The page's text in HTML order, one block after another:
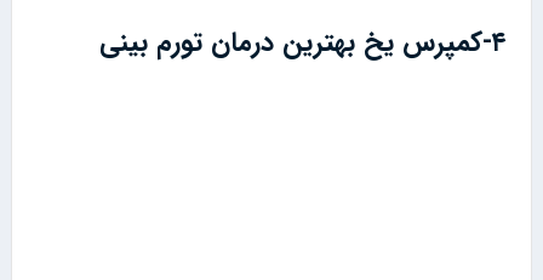
۴-کمپرس یخ بهترین درمان تورم بینی